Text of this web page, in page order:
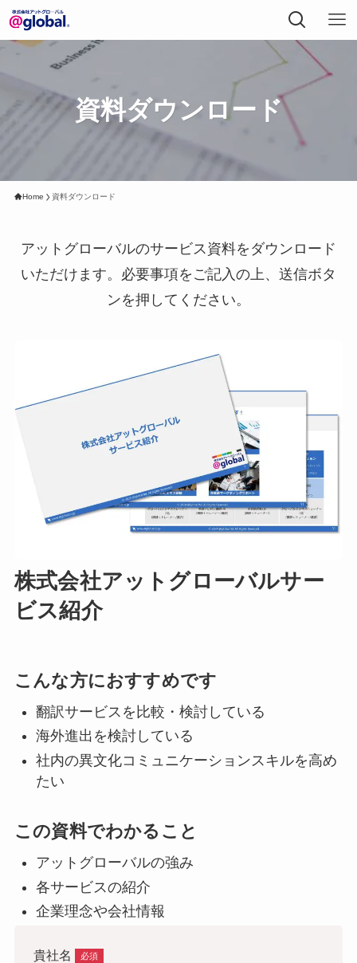
資料ダウンロード
Home 資料ダウンロード
アットグローバルのサービス資料をダウンロード
いただけます。必要事項をご記入の上、送信ボタ
ンを押してください。
株式会社アットグローバルサー
ビス紹介
こんな方におすすめです
翻訳サービスを比較・検討している
海外進出を検討している
社内の異文化コミュニケーションスキルを高め
たい
この資料でわかること
アットグローバルの強み
各サービスの紹介
企業理念や会社情報
貴社名